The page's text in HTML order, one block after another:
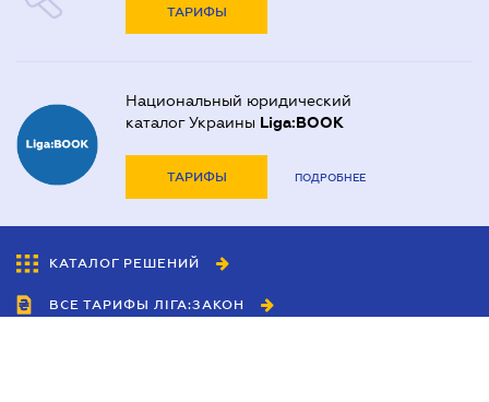
ТАРИФЫ
Национальный юридический
каталог Украины Liga:BOOK
ТАРИФЫ ПОДРОБНЕЕ
КАТАЛОГ РЕШЕНИЙ
ВСЕ ТАРИФЫ ЛІГА:ЗАКОН